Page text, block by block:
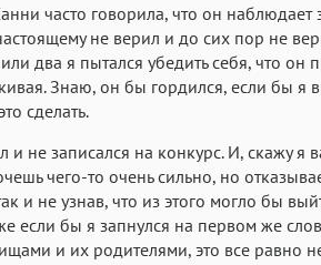
часто говорила, что он наблюдает
не верил и до сих пор не
два я пытался убедить себя, что он
Знаю, он бы гордился, если бы я
сделать.
не записался на конкурс. И, скажу я
чего-то очень сильно, но
и не узнав, что из этого могло бы
если бы я запнулся на первом же
и их родителями, это все равно